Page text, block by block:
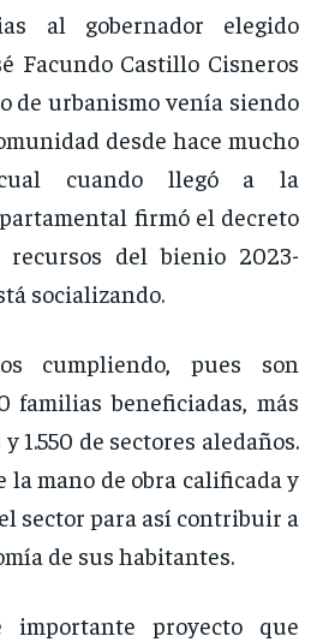
al gobernador elegido
Facundo Castillo Cisneros
de urbanismo venía siendo
desde hace mucho
cuando llegó a la
firmó el decreto
recursos del bienio 2023-
socializando.
cumpliendo, pues son
familias beneficiadas, más
1.550 de sectores aledaños.
la mano de obra calificada y
sector para así contribuir a
de sus habitantes.
importante proyecto que